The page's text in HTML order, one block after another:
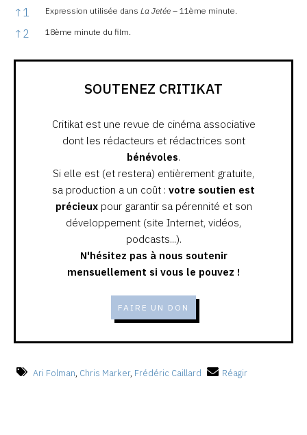
Notes
↑ 1 Expression utilisée dans La Jetée – 11ème minute.
↑ 2 18ème minute du film.
SOUTENEZ CRITIKAT
Critikat est une revue de cinéma associative
dont les rédacteurs et rédactrices sont
bénévoles.
Si elle est (et restera) entièrement gratuite,
sa production a un coût : votre soutien est
précieuxpour garantir sa pérennité et son
développement (site Internet, vidéos,
podcasts...).
N'hésitez pas à nous soutenir
mensuellement si vous le pouvez !
FAIRE UN DON
Ari Folman, Chris Marker, Frédéric Caillard Réagir